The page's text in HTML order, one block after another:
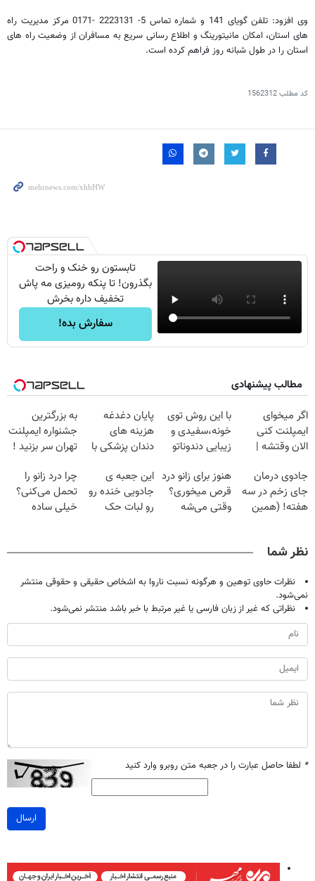
وی افزود: تلفن گویای 141 و شماره تماس 5- 2223131 -0171 مرکز مدیریت راه
های استان، امکان مانیتورینگ و اطلاع رسانی سریع به مسافران از وضعیت راه های
استان را در طول شبانه روز فراهم کرده است.
کد مطلب1562312
تابستون رو خنک و راحت
بگذرون! تا پنکه رومیزی مه پاش
تخفیف داره بخرش
سفارش بده!
مطالب پیشنهادی
اگر میخوای
ایمپلنت کنی
الان وقتشه |
میلیون تومان!!!
با این روش توی
خونه،سفیدی و
زیبایی دندوناتو
(40%off)
پایان دغدغه
هزینه های
دندان پزشکی با
خانگی
به بزرگترین
جشنواره ایمپلنت
تهران سر بزنید !
میلیون !
جادوی درمان
جای زخم در سه
هفته! (همین
هنوز برای زانو درد
قرص میخوری؟
وقتی می‌شه
این جعبه ی
جادویی خنده رو
رو لبات حک
چرا درد زانو را
تحمل می‌کنی؟
خیلی ساده
نظر شما
نظرات حاوی توهین و هرگونه نسبت ناروا به اشخاص حقیقی و حقوقی منتشر
نمی‌شود.
نظراتی که غیر از زبان فارسی یا غیر مرتبط با خبر باشد منتشر نمی‌شود.
* لطفا حاصل عبارت را در جعبه متن روبرو وارد کنید
ارسال